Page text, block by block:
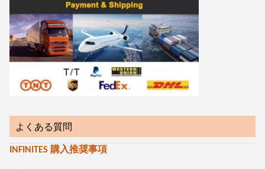
よくある質問
INFINITES 購入推奨事項